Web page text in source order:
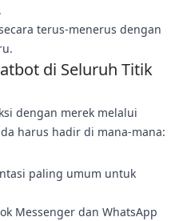
terus-menerus dengan
di Seluruh Titik
dengan merek melalui
harus hadir di mana-mana:
paling umum untuk
Messenger dan WhatsApp